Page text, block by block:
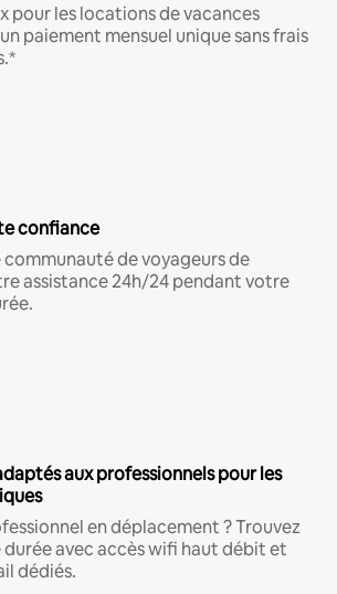
pour les locations de vacances
paiement mensuel unique sans frais
confiance
communauté de voyageurs de
assistance 24h/24 pendant votre
aux professionnels pour les
en déplacement ? Trouvez
durée avec accès wifi haut débit et
dédiés.